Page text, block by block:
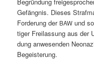
Gefäng­nis. Dieses
Forderung der BAW und
tiger Freilas­sung aus der
dung anwe­senden
Begeisterung.